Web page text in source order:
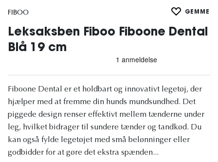
FIBOO GEMME
Leksaksben Fiboo Fiboone Dental
Blå 19 cm
Fiboone Dental er et holdbart og innovativt legetøj, der
hjælper med at fremme din hunds mundsundhed. Det
piggede design renser effektivt mellem tænderne under
leg, hvilket bidrager til sundere tænder og tandkød. Du
kan også fylde legetøjet med små belønninger eller
godbidder for at gøre det ekstra spænden...